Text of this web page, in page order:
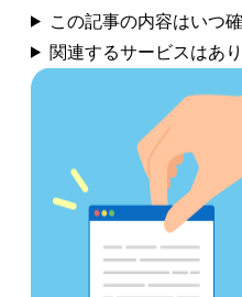
この記事の内容はいつ
関連するサービスはあ